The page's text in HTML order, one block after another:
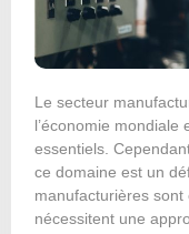
Le secteur
l’économie
essentiels.
ce domaine est un
manufacturières
nécessitent une